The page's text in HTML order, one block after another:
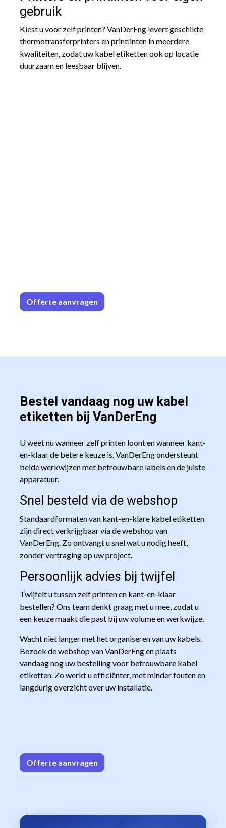
gebruik
Kiest u voor zelf printen? VanDerEng levert geschikte
thermotransferprinters en printlinten in meerdere
kwaliteiten, zodat uw kabel etiketten ook op locatie
duurzaam en leesbaar blijven.
Offerte aan​​vrag​​en
Bestel vandaag nog uw kabel
etiketten bij VanDerEng
U weet nu wanneer zelf printen loont en wanneer kant-
en-klaar de betere keuze is. VanDerEng ondersteunt
beide werkwijzen met betrouwbare labels en de juiste
apparatuur.
Snel besteld via de webshop
Standaardformaten van kant-en-klare kabel etiketten
zijn direct verkrijgbaar via de webshop van
VanDerEng. Zo ontvangt u snel wat u nodig heeft,
zonder vertraging op uw project.
Persoonlijk advies bij twijfel
Twijfelt u tussen zelf printen en kant-en-klaar
bestellen? Ons team denkt graag met u mee, zodat u
een keuze maakt die past bij uw volume en werkwijze.
Wacht niet langer met het organiseren van uw kabels.
Bezoek de webshop van VanDerEng en plaats
vandaag nog uw bestelling voor betrouwbare kabel
etiketten. Zo werkt u efficiënter, met minder fouten en
langdurig overzicht over uw installatie.
Offerte aan​​vrag​​en